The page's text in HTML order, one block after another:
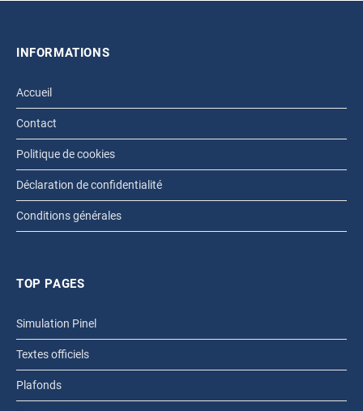
INFORMATIONS
Accueil
Contact
Politique de cookies
Déclaration de confidentialité
Conditions générales
TOP PAGES
Simulation Pinel
Textes officiels
Plafonds